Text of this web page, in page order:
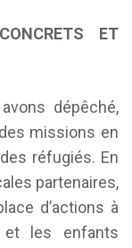
ET
dépêché,
missions en
ré­fugiés. En
partenaires,
d’actions à
les enfants